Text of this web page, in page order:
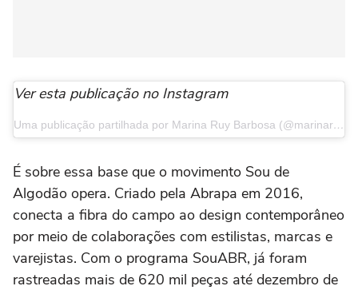
Ver esta publicação no Instagram
Uma publicação partilhada por Marina Ruy Barbosa (@marinaruybarbosa)
É sobre essa base que o movimento Sou de
Algodão opera. Criado pela Abrapa em 2016,
conecta a fibra do campo ao design contemporâneo
por meio de colaborações com estilistas, marcas e
varejistas. Com o programa SouABR, já foram
rastreadas mais de 620 mil peças até dezembro de